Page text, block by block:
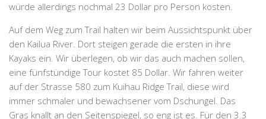
würde allerdings nochmal 23 Dollar pro Person kosten.
Auf dem Weg zum Trail halten wir beim Aussichtspunkt über
den Kailua River. Dort steigen gerade die ersten in ihre
Kayaks ein. Wir überlegen, ob wir das auch machen sollen,
eine fünfstündige Tour kostet 85 Dollar. Wir fahren weiter
auf der Strasse 580 zum Kuihau Ridge Trail, diese wird
immer schmaler und bewachsener vom Dschungel. Das
Gras knallt an den Seitenspiegel, so eng ist es. Für den 3.3